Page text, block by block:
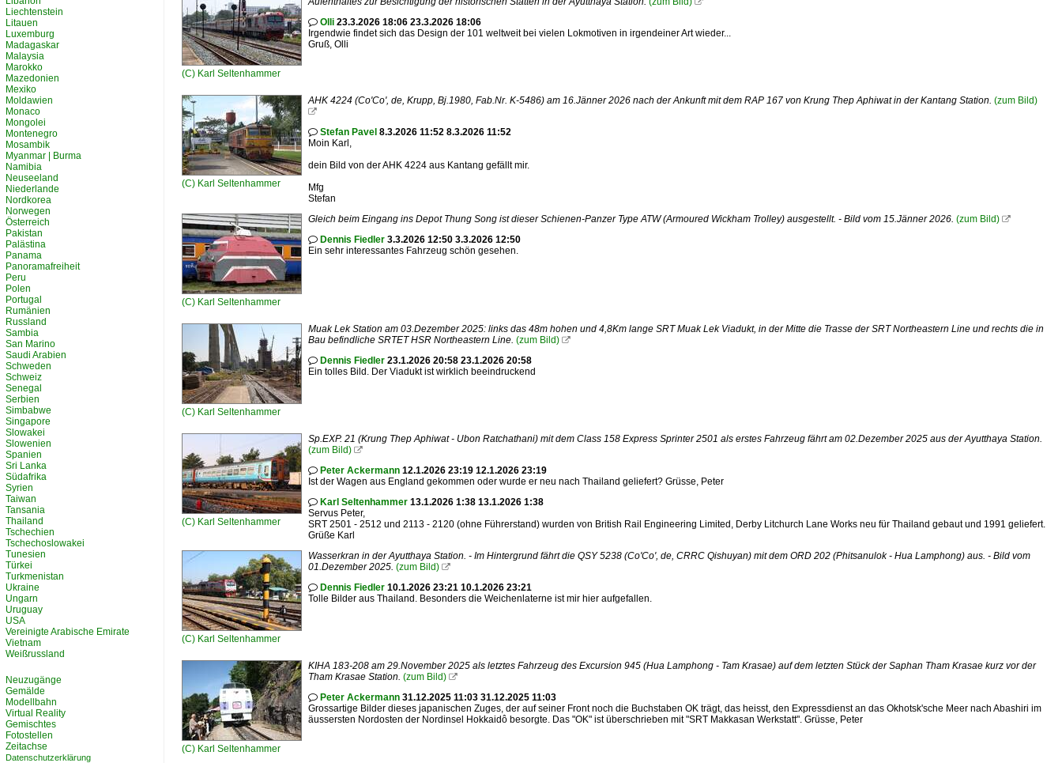
(C) Karl Seltenhammer

 Olli 23.3.2026 18:06 23.3.2026 18:06
Irgendwie findet sich das Design der 101 weltweit bei vielen Lokmotiven in irgendeiner Art wieder...
Gruß, Olli
(C) Karl Seltenhammer
AHK 4224 (Co'Co', de, Krupp, Bj.1980, Fab.Nr. K-5486) am 16.Jänner 2026 nach der Ankunft mit dem RAP 167 von Krung Thep Aphiwat in der Kantang Station. (zum Bild)

 Stefan Pavel 8.3.2026 11:52 8.3.2026 11:52
Moin Karl,
dein Bild von der AHK 4224 aus Kantang gefällt mir.
Mfg
Stefan
(C) Karl Seltenhammer
Gleich beim Eingang ins Depot Thung Song ist dieser Schienen-Panzer Type ATW (Armoured Wickham Trolley) ausgestellt. - Bild vom 15.Jänner 2026. (zum Bild) 
 Dennis Fiedler 3.3.2026 12:50 3.3.2026 12:50
Ein sehr interessantes Fahrzeug schön gesehen.
(C) Karl Seltenhammer
Muak Lek Station am 03.Dezember 2025: links das 48m hohen und 4,8Km lange SRT Muak Lek Viadukt, in der Mitte die Trasse der SRT Northeastern Line und rechts die in
Bau befindliche SRTET HSR Northeastern Line. (zum Bild) 
 Dennis Fiedler 23.1.2026 20:58 23.1.2026 20:58
Ein tolles Bild. Der Viadukt ist wirklich beeindruckend
(C) Karl Seltenhammer
Sp.EXP. 21 (Krung Thep Aphiwat - Ubon Ratchathani) mit dem Class 158 Express Sprinter 2501 als erstes Fahrzeug fährt am 02.Dezember 2025 aus der Ayutthaya Station.
(zum Bild) 
 Peter Ackermann 12.1.2026 23:19 12.1.2026 23:19
Ist der Wagen aus England gekommen oder wurde er neu nach Thailand geliefert? Grüsse, Peter
 Karl Seltenhammer 13.1.2026 1:38 13.1.2026 1:38
Servus Peter,
SRT 2501 - 2512 und 2113 - 2120 (ohne Führerstand) wurden von British Rail Engineering Limited, Derby Litchurch Lane Works neu für Thailand gebaut und 1991 geliefert.
Grüße Karl
(C) Karl Seltenhammer
Wasserkran in der Ayutthaya Station. - Im Hintergrund fährt die QSY 5238 (Co'Co', de, CRRC Qishuyan) mit dem ORD 202 (Phitsanulok - Hua Lamphong) aus. - Bild vom
01.Dezember 2025. (zum Bild) 
 Dennis Fiedler 10.1.2026 23:21 10.1.2026 23:21
Tolle Bilder aus Thailand. Besonders die Weichenlaterne ist mir hier aufgefallen.
(C) Karl Seltenhammer
KIHA 183-208 am 29.November 2025 als letztes Fahrzeug des Excursion 945 (Hua Lamphong - Tam Krasae) auf dem letzten Stück der Saphan Tham Krasae kurz vor der
Tham Krasae Station. (zum Bild) 
 Peter Ackermann 31.12.2025 11:03 31.12.2025 11:03
Grossartige Bilder dieses japanischen Zuges, der auf seiner Front noch die Buchstaben OK trägt, das heisst, den Expressdienst an das Okhotsk'sche Meer nach Abashiri im
äussersten Nordosten der Nordinsel Hokkaidô besorgte. Das "OK" ist überschrieben mit "SRT Makkasan Werkstatt". Grüsse, Peter
Liechtenstein
Litauen
Luxemburg
Madagaskar
Malaysia
Marokko
Mazedonien
Mexiko
Moldawien
Monaco
Mongolei
Montenegro
Mosambik
Myanmar | Burma
Namibia
Neuseeland
Niederlande
Nordkorea
Norwegen
Österreich
Pakistan
Palästina
Panama
Panoramafreiheit
Peru
Polen
Portugal
Rumänien
Russland
Sambia
San Marino
Saudi Arabien
Schweden
Schweiz
Senegal
Serbien
Simbabwe
Singapore
Slowakei
Slowenien
Spanien
Sri Lanka
Südafrika
Syrien
Taiwan
Tansania
Thailand
Tschechien
Tschechoslowakei
Tunesien
Türkei
Turkmenistan
Ukraine
Ungarn
Uruguay
USA
Vereinigte Arabische Emirate
Vietnam
Weißrussland
Neuzugänge
Gemälde
Modellbahn
Virtual Reality
Gemischtes
Fotostellen
Zeitachse
Datenschutzerklärung